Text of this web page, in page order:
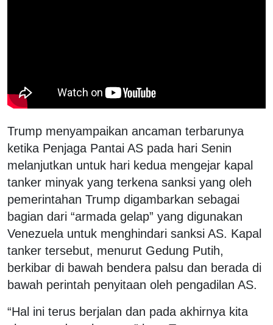
Trump menyampaikan ancaman terbarunya
ketika Penjaga Pantai AS pada hari Senin
melanjutkan untuk hari kedua mengejar kapal
tanker minyak yang terkena sanksi yang oleh
pemerintahan Trump digambarkan sebagai
bagian dari “armada gelap” yang digunakan
Venezuela untuk menghindari sanksi AS. Kapal
tanker tersebut, menurut Gedung Putih,
berkibar di bawah bendera palsu dan berada di
bawah perintah penyitaan oleh pengadilan AS.
“Hal ini terus berjalan dan pada akhirnya kita